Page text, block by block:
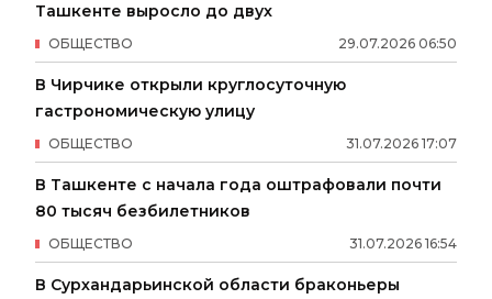
Ташкенте выросло до двух
29.07.2026 06:50
ОБЩЕСТВО
В Чирчике открыли круглосуточную
гастрономическую улицу
31.07.2026 17:07
ОБЩЕСТВО
В Ташкенте с начала года оштрафовали почти
80 тысяч безбилетников
31.07.2026 16:54
ОБЩЕСТВО
В Сурхандарьинской области браконьеры